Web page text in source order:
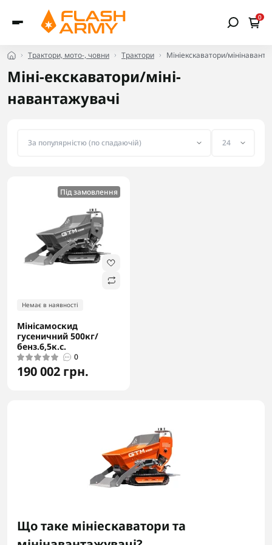
0
Трактори, мото-, човни Трактори Мініекскаватори/
Міні-екскаватори/міні-
навантажувачі
Під замовлення
Немає в наявності
Мінісамоскид
гусеничний 500кг/
бенз.6,5к.с.
0
190 002 грн.
Що таке мініескаватори та